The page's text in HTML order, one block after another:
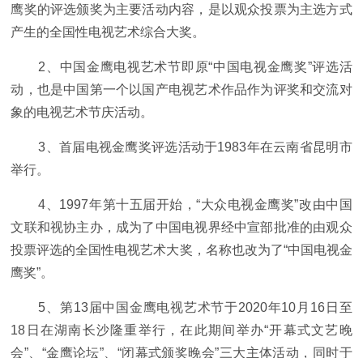
鹰奖的评选颁奖为主要活动内容，是以观众投票为主选方式
产生的全国性电视艺术综合大奖。
2、中国金鹰电视艺术节即原“中国电视金鹰奖”评选活
动，也是中国第一个以国产电视艺术作品作为评奖和交流对
象的电视艺术节庆活动。
3、首届电视金鹰奖评选活动于1983年在云南省昆明市
举行。
4、1997年第十五届开始，“大众电视金鹰奖”改由中国
文联和视协主办，成为了中国电视界经中宣部批准的由观众
投票评选的全国性电视艺术大奖，名称也改为了“中国电视金
鹰奖”。
5、第13届中国金鹰电视艺术节于2020年10月16日至
18日在湖南长沙隆重举行，在此期间举办“开幕式文艺晚
会”、“金鹰论坛”、“闭幕式颁奖晚会”三大主体活动，同时于